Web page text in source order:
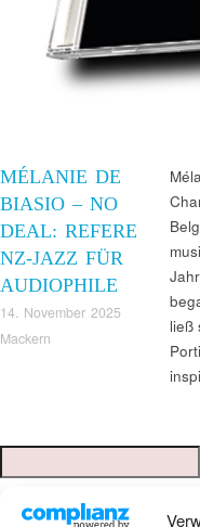
MÉLANIE DE
BIASIO – NO
DEAL: REFERE
NZ-JAZZ FÜR
AUDIOPHILE
14. November 2025
Mackern
ließ
Suchen
ANKAUF HIFI & HIGH